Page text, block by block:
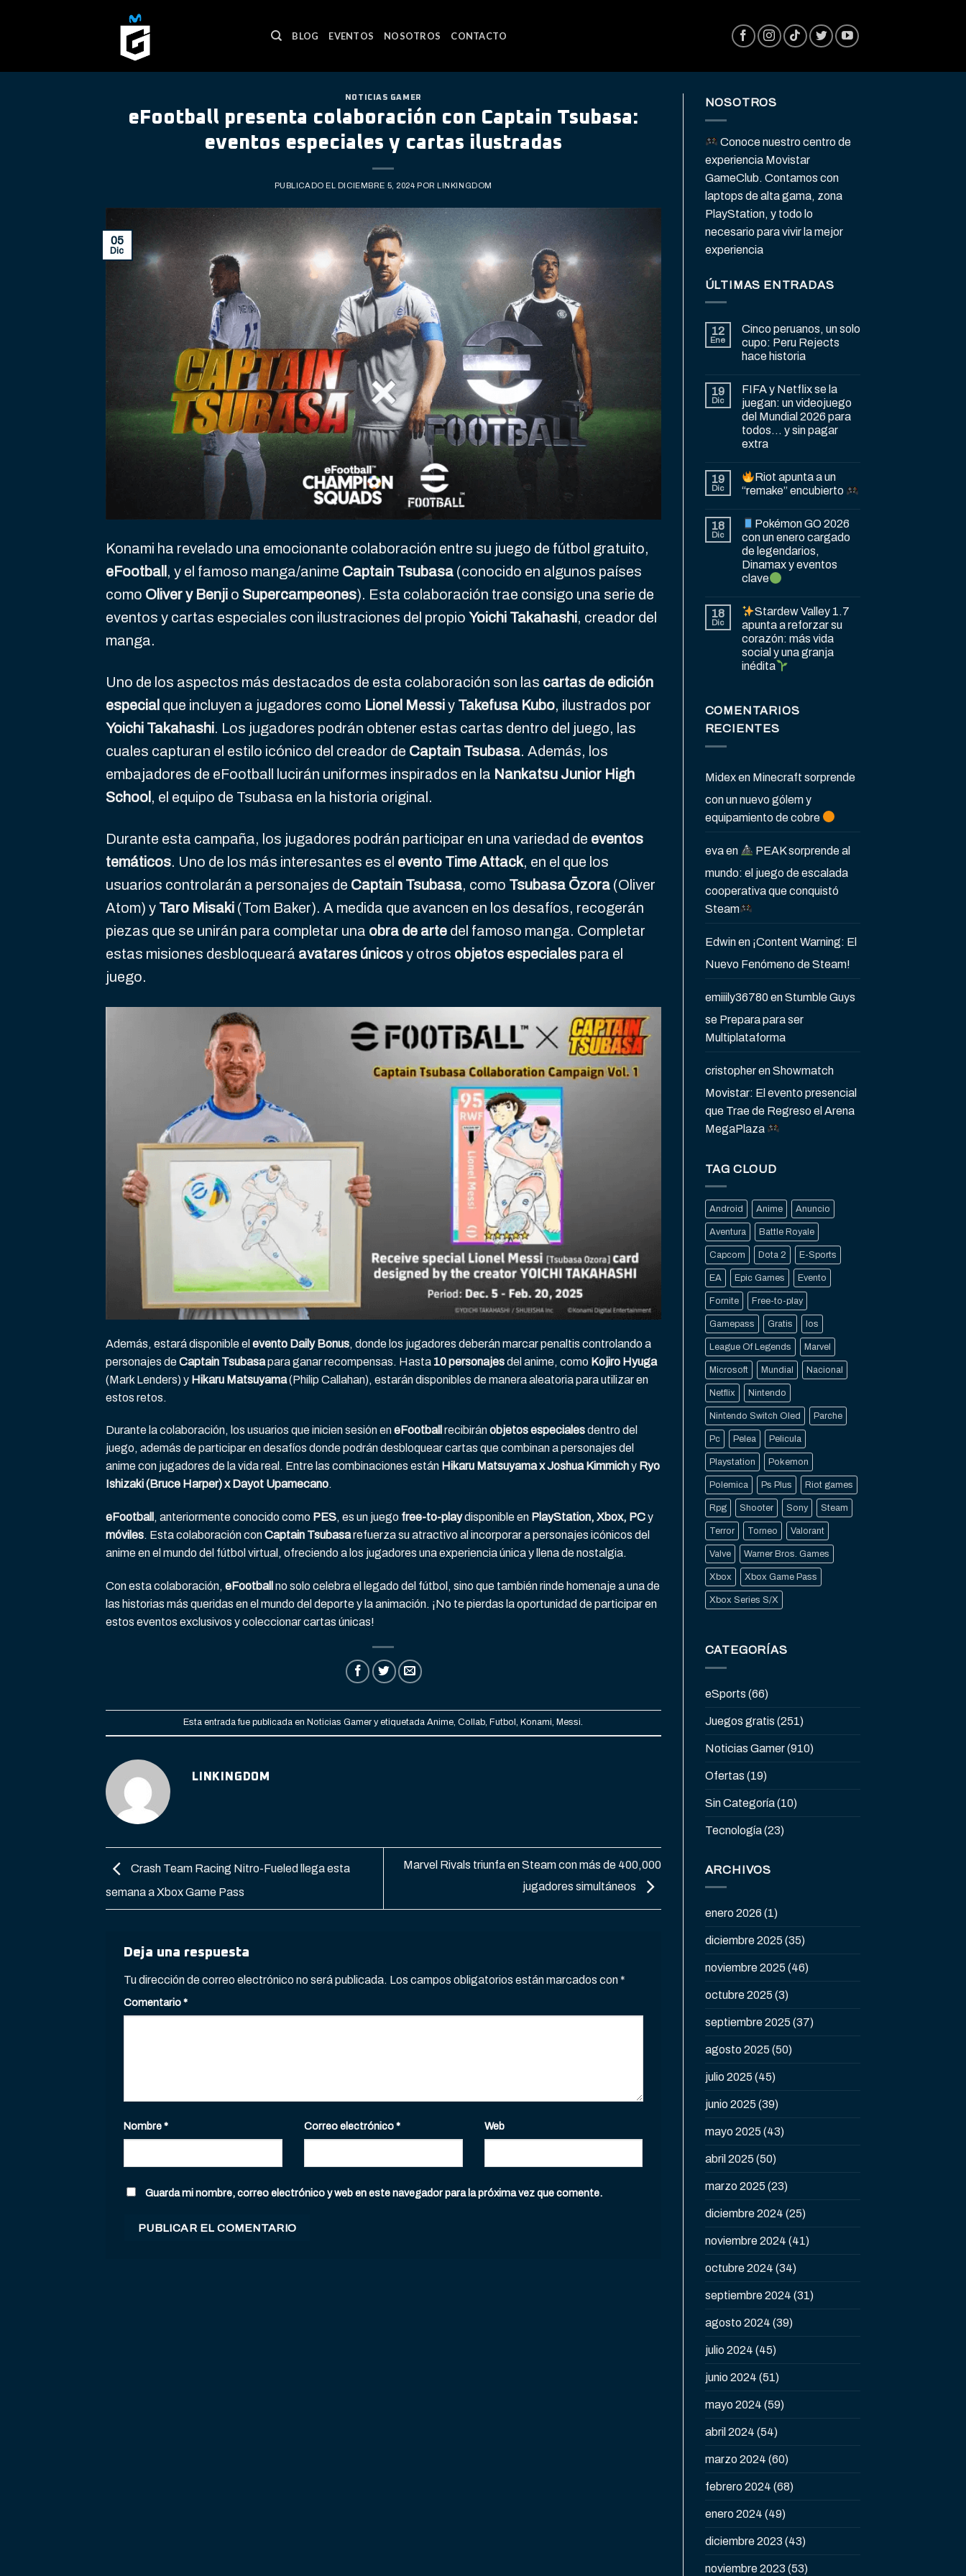
BLOG EVENTOS NOSOTROS CONTACTO
NOTICIAS GAMER
eFootball presenta colaboración con Captain Tsubasa:
eventos especiales y cartas ilustradas
PUBLICADO EL DICIEMBRE 5, 2024 POR LINKINGDOM
05
Dic
Konami ha revelado una emocionante colaboración entre su juego de fútbol gratuito,
eFootball , y el famoso manga/anime Captain Tsubasa (conocido en algunos países
como Oliver y Benji o Supercampeones). Esta colaboración trae consigo una serie de
eventos y cartas especiales con ilustraciones del propio Yoichi Takahashi, creador del
manga.
Uno de los aspectos más destacados de esta colaboración son las cartas de edición
especial que incluyen a jugadores como Lionel Messiy Takefusa Kubo, ilustrados por
Yoichi Takahashi. Los jugadores podrán obtener estas cartas dentro del juego, las
cuales capturan el estilo icónico del creador de Captain Tsubasa. Además, los
embajadores de eFootball lucirán uniformes inspirados en la Nankatsu Junior High
School , el equipo de Tsubasa en la historia original.
Durante esta campaña, los jugadores podrán participar en una variedad de eventos
temáticos. Uno de los más interesantes es el evento Time Attack, en el que los
usuarios controlarán a personajes de Captain Tsubasa, como Tsubasa Ōzora (Oliver
Atom) y Taro Misaki (Tom Baker). A medida que avancen en los desafíos, recogerán
piezas que se unirán para completar una obra de arte del famoso manga. Completar
estas misiones desbloqueará avatares únicosy otros objetos especiales para el
juego.
Además, estará disponible el evento Daily Bonus, donde los jugadores deberán marcar penaltis controlando a
personajes deCaptain Tsubasapara ganar recompensas. Hasta 10 personajesdel anime, como Kojiro Hyuga
(Mark Lenders) y Hikaru Matsuyama(Philip Callahan), estarán disponibles de manera aleatoria para utilizar en
estos retos.
Durante la colaboración, los usuarios que inicien sesión eneFootball recibiránobjetos especialesdentro del
juego, además de participar en desafíos donde podrán desbloquear cartas que combinan a personajes del
anime con jugadores de la vida real. Entre las combinaciones están Hikaru Matsuyama x Joshua Kimmichy Ryo
Ishizaki (Bruce Harper) x Dayot Upamecano.
eFootball , anteriormente conocido como PES, es un juego free-to-playdisponible en PlayStation, Xbox, PCy
móviles. Esta colaboración conCaptain Tsubasarefuerza su atractivo al incorporar a personajes icónicos del
anime en el mundo del fútbol virtual, ofreciendo a los jugadores una experiencia única y llena de nostalgia.
Con esta colaboración, eFootball no solo celebra el legado del fútbol, sino que también rinde homenaje a una de
las historias más queridas en el mundo del deporte y la animación. ¡No te pierdas la oportunidad de participar en
estos eventos exclusivos y coleccionar cartas únicas!
Esta entrada fue publicada en Noticias Gamer y etiquetadaAnime,Collab, Futbol, Konami, Messi.
LINKINGDOM
Crash Team Racing Nitro-Fueled llega esta
semana a Xbox Game Pass
Marvel Rivals triunfa en Steam con más de 400,000
jugadores simultáneos
Deja una respuesta
Tu dirección de correo electrónico no será publicada. Los campos obligatorios están marcados con*
Comentario*
Nombre* Correo electrónico* Web
Guarda mi nombre, correo electrónico y web en este navegador para la próxima vez que comente.
NOSOTROS
Conoce nuestro centro de
experiencia Movistar
GameClub. Contamos con
laptops de alta gama, zona
PlayStation, y todo lo
necesario para vivir la mejor
experiencia
ÚLTIMAS ENTRADAS
12
Ene
Cinco peruanos, un solo
cupo: Peru Rejects
hace historia
19
Dic
FIFA y Netflix se la
juegan: un videojuego
del Mundial 2026 para
todos… y sin pagar
extra
19
Dic
Riot apunta a un
“remake” encubierto
18
Dic
Pokémon GO 2026
con un enero cargado
de legendarios,
Dinamax y eventos
clave
18
Dic
Stardew Valley 1.7
apunta a reforzar su
corazón: más vida
social y una granja
inédita
COMENTARIOS
RECIENTES
Midexen Minecraft sorprende
con un nuevo gólem y
equipamiento de cobre
evaen
PEAK sorprende al
mundo: el juego de escalada
cooperativa que conquistó
Steam
Edwinen ¡Content Warning: El
Nuevo Fenómeno de Steam!
emiiily36780enStumble Guys
se Prepara para ser
Multiplataforma
cristopherenShowmatch
Movistar: El evento presencial
que Trae de Regreso el Arena
MegaPlaza
TAG CLOUD
Android Anime Anuncio
Aventura Battle Royale
Capcom Dota 2 E-Sports
EA Epic Games Evento
Fornite Free-to-play
Gamepass Gratis Ios
League Of Legends Marvel
Microsoft Mundial Nacional
Netflix Nintendo
Nintendo Switch Oled Parche
Pc Pelea Pelicula
Playstation Pokemon
Polemica Ps Plus Riot games
Rpg Shooter Sony Steam
Terror Torneo Valorant
Valve Warner Bros. Games
Xbox Xbox Game Pass
Xbox Series S/X
CATEGORÍAS
eSports (66)
Juegos gratis (251)
Noticias Gamer(910)
Ofertas (19)
Sin Categoría(10)
Tecnología(23)
ARCHIVOS
enero 2026 (1)
diciembre 2025 (35)
noviembre 2025 (46)
octubre 2025 (3)
septiembre 2025 (37)
agosto 2025 (50)
julio 2025 (45)
junio 2025 (39)
mayo 2025 (43)
abril 2025 (50)
marzo 2025 (23)
diciembre 2024 (25)
noviembre 2024 (41)
octubre 2024 (34)
septiembre 2024 (31)
agosto 2024 (39)
julio 2024 (45)
junio 2024 (51)
mayo 2024 (59)
abril 2024 (54)
marzo 2024 (60)
febrero 2024 (68)
enero 2024 (49)
diciembre 2023 (43)
noviembre 2023 (53)